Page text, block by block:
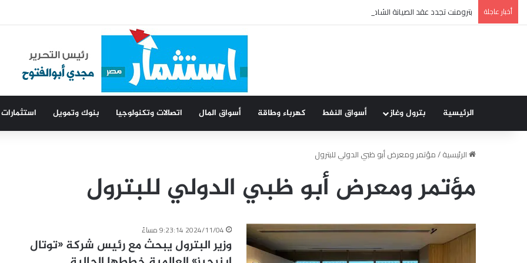
أخبار عاجلة بترومنت تجدد عقد الصيانة الشاملة مع شركة أنربك لمدة ثلاث سنوات
الرئيسية بترول وغاز أسواق النفط كهرباء وطاقة أسواق المال اتصالات وتكنولوجيا بنوك وتمويل
الرئيسية/مؤتمر ومعرض أبو ظبي الدولي للبترول
مؤتمر ومعرض أبو ظبي الدولي للبترول
2024/11/04 9:23:14 مساءً
وزير البترول يبحث مع رئيس شركة «توتال